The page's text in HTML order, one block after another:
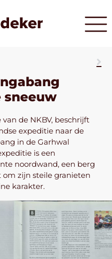
sneeuw
de NKBV, beschrijft
expeditie naar de
in de Garhwal
is een
noordwand, een berg
zijn steile granieten
karakter.